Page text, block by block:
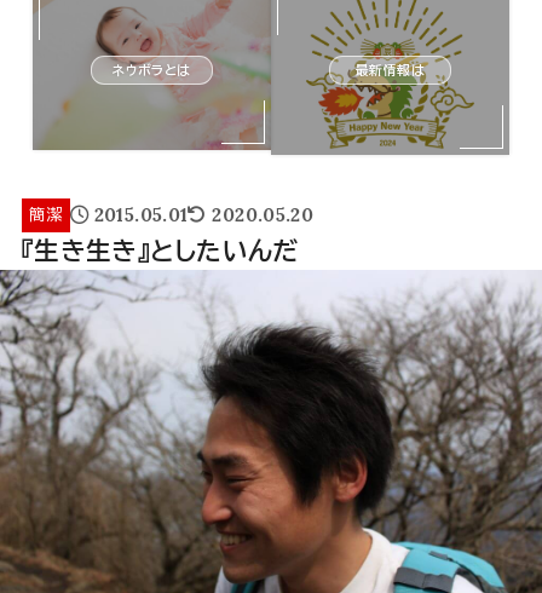
ネウボラとは 最新情報は
簡潔 2015.05.01 2020.05.20
『生き生き』としたいんだ